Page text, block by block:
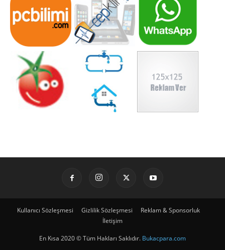
Kullanıcı Sözleşmesi Gizlilik Sözleşmesi
Reklam & Sponsorluk
İletişim
En Kısa 2020 © Tüm Hakları Saklıdır. Bukacpara.com